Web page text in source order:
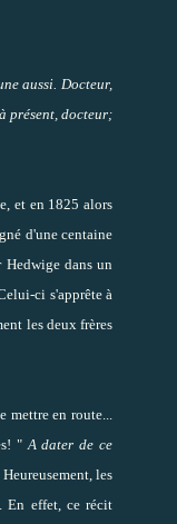
aussi. Docteur,
présent, docteur;
et en 1825 alors
d'une centaine
Hedwige dans un
ci s'apprête à
les deux frères
en route...
" A dater de ce
les
En effet, ce récit